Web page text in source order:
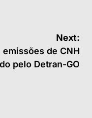
Next:
de CNH
pelo Detran-GO